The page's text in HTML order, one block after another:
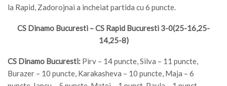
la Rapid, Zadorojnai a incheiat partida cu 6 puncte.
CS Dinamo Bucuresti – CS Rapid Bucuresti 3-0(25-16,25-
14,25-8)
CS Dinamo Bucuresti: Pirv – 14 puncte, Silva – 11 puncte,
Burazer – 10 puncte, Karakasheva – 10 puncte, Maja – 6